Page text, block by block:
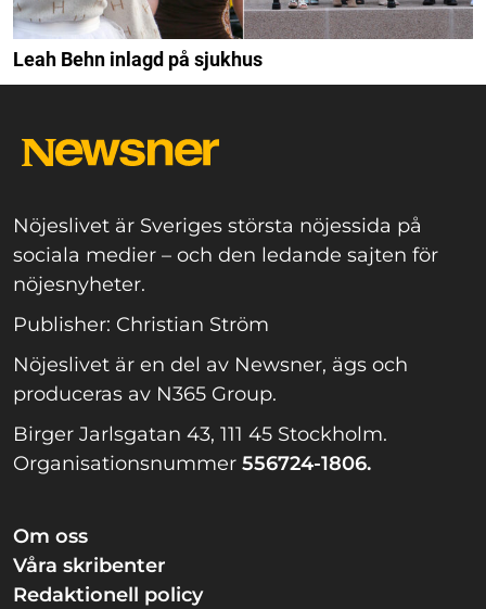
Leah Behn inlagd på sjukhus
Nöjeslivet är Sveriges största nöjessida på
sociala medier – och den ledande sajten för
nöjesnyheter.
Publisher: Christian Ström
Nöjeslivet är en del av Newsner, ägs och
produceras av N365 Group.
Birger Jarlsgatan 43, 111 45 Stockholm.
Organisationsnummer 556724-1806.
Om oss
Våra skribenter
Redaktionell policy